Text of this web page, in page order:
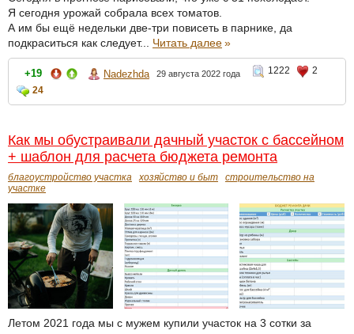
Я сегодня урожай собрала всех томатов.
А им бы ещё недельки две-три повисеть в парнике, да
подкраситься как следует... Читать далее»
+19 Nadezhda 29 августа 2022 года 1222
2
24
Как мы обустраивали дачный участок с бассейном
+ шаблон для расчета бюджета ремонта
благоустройство участка хозяйство и быт
строительство на
участке
Летом 2021 года мы с мужем купили участок на 3 сотки за